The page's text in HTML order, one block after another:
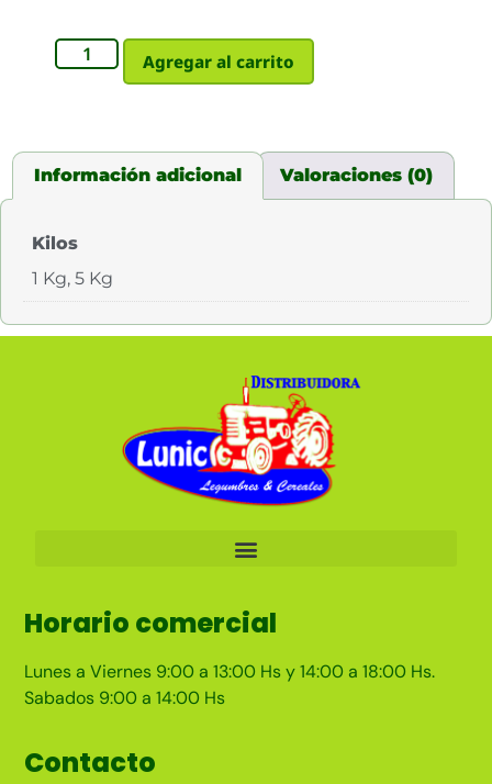
Agregar al carrito
Información adicional Valoraciones (0)
Kilos
1 Kg, 5 Kg
Horario comercial
Lunes a Viernes 9:00 a 13:00 Hs y 14:00 a 18:00 Hs.
Sabados 9:00 a 14:00 Hs
Contacto